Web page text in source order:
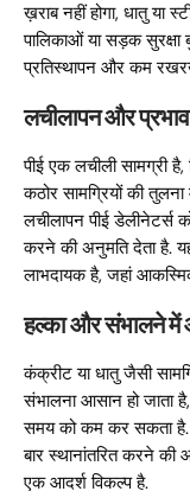
ख़राब नहीं होगा, धातु या
पालिकाओं या सड़क सुरक्षा
प्रतिस्थापन और कम
लचीलापन और प्रभाव
पीई एक लचीली सामग्री
कठोर सामग्रियों की
लचीलापन पीई डेलीनेटर्स
करने की अनुमति देता है.
लाभदायक है, जहां
हल्का और संभालने में
कंक्रीट या धातु जैसी
संभालना आसान हो जाता
समय को कम कर सकता है.
बार स्थानांतरित करने की
एक आदर्श विकल्प है.